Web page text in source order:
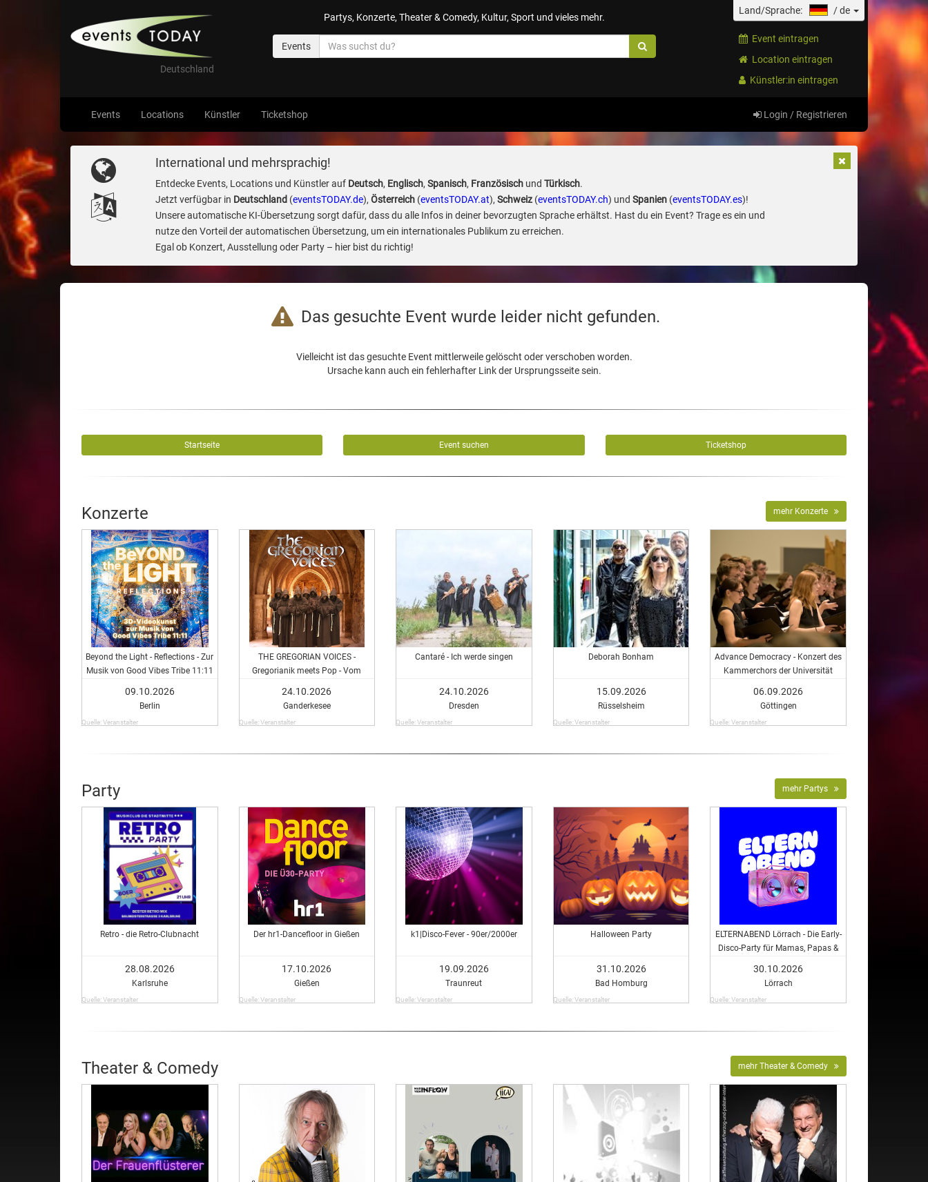
Deutschland
Partys, Konzerte, Theater & Comedy, Kultur, Sport und vieles mehr.
Events
Land/Sprache: /de
Event eintragen
Location eintragen
Künstler:in eintragen
Events Locations Künstler Ticketshop Login / Registrieren
International und mehrsprachig!
Entdecke Events, Locations und Künstler auf Deutsch, Englisch, Spanisch, Französischund Türkisch.
Jetzt verfügbar in Deutschland (eventsTODAY.de), Österreich(eventsTODAY.at), Schweiz(eventsTODAY.ch) und Spanien(eventsTODAY.es)!
Unsere automatische KI-Übersetzung sorgt dafür, dass du alle Infos in deiner bevorzugten Sprache erhältst. Hast du ein Event? Trage es ein und
nutze den Vorteil der automatischen Übersetzung, um ein internationales Publikum zu erreichen.
Egal ob Konzert, Ausstellung oder Party – hier bist du richtig!
Das gesuchte Event wurde leider nicht gefunden.
Vielleicht ist das gesuchte Event mittlerweile gelöscht oder verschoben worden.
Ursache kann auch ein fehlerhafter Link der Ursprungsseite sein.
Startseite Event suchen Ticketshop
Konzerte mehr Konzerte
Beyond the Light - Reflections - Zur
Musik von Good Vibes Tribe 11:11
09.10.2026
Berlin
Quelle: Veranstalter
THE GREGORIAN VOICES -
Gregorianik meets Pop - Vom
24.10.2026
Ganderkesee
Quelle: Veranstalter
Cantaré - Ich werde singen
24.10.2026
Dresden
Quelle: Veranstalter
Deborah Bonham
15.09.2026
Rüsselsheim
Quelle: Veranstalter
Advance Democracy - Konzert des
Kammerchors der Universität
06.09.2026
Göttingen
Quelle: Veranstalter
Party mehr Partys
Retro - die Retro-Clubnacht
28.08.2026
Karlsruhe
Quelle: Veranstalter
Der hr1-Dancefloor in Gießen
17.10.2026
Gießen
Quelle: Veranstalter
k1|Disco-Fever - 90er/2000er
19.09.2026
Traunreut
Quelle: Veranstalter
Halloween Party
31.10.2026
Bad Homburg
Quelle: Veranstalter
ELTERNABEND Lörrach - Die Early-
Disco-Party für Mamas, Papas &
30.10.2026
Lörrach
Quelle: Veranstalter
Theater & Comedy mehr Theater & Comedy